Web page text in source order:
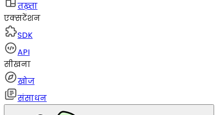
तख़्ता
एक्सटेंशन
SDK
API
सीखना
खोज
संसाधन